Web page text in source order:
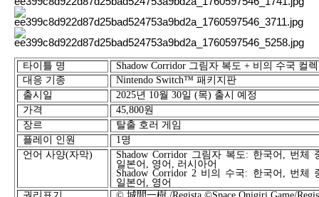
타이틀 명 Shadow Corridor 그림자 복도 + 비의 수국 컬
대응 기종
Nintendo Switch™패키지판
출시 일 2025년 10월 30일 (목) 출시 예정
가격
45,800원
장르
탈출 호러 게임
플레이 인원
1 명
언어 사양(자막) Shadow Corridor 그림자 복도 : 한국어
번체
일본어
영어
러시아어
Shadow Corridor 2 비의 수국: 한국어
번체
일본어
영어